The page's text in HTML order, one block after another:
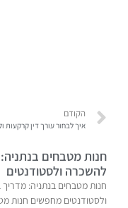
הקודם
חנות מטבחים
להשכרה ולסטודנטים
חנות מטבחים בנתניה:
ולסטודנטים מחפשים חנות